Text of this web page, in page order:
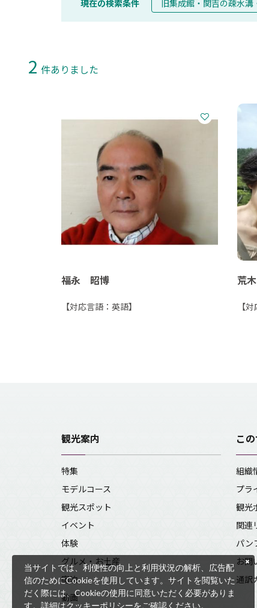
現在の検索条件 旧集成館・関吉の疎水溝
2 件ありました
福永 昭博
【対応言語：英語】
荒
【
観光案内
特集
モデルコース
観光スポット
イベント
体験
グルメ・お土産
宿泊
動画
こ
組織
プラ
観光
関連
パン
お問
通訳
当サイトでは、利便性の向上と利用状況の解析、広告配
信のためにCookieを使用しています。サイトを閲覧いた
だく際には、Cookieの使用に同意いただく必要がありま
す。詳細はクッキーポリシーをご確認ください。